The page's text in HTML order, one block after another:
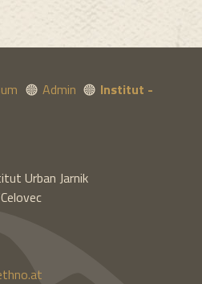
Admin
Institut -
Urban Jarnik